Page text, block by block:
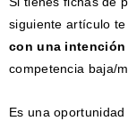
siguiente artículo
con una intención
competencia baja/
Es una